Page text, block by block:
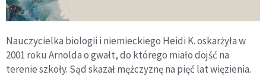
Nauczycielka biologii i niemieckiego Heidi K. oskarżyła w
2001 roku Arnolda o gwałt, do którego miało dojść na
terenie szkoły. Sąd skazał mężczyznę na pięć lat więzienia.